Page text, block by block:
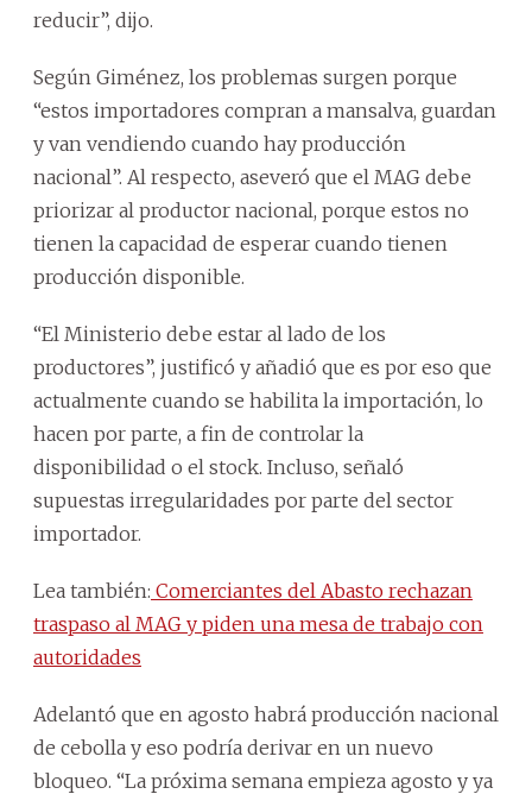
reducir”, dijo.
Según Giménez, los problemas surgen porque
“estos importadores compran a mansalva, guardan
y van vendiendo cuando hay producción
nacional”. Al respecto, aseveró que el MAG debe
priorizar al productor nacional, porque estos no
tienen la capacidad de esperar cuando tienen
producción disponible.
“El Ministerio debe estar al lado de los
productores”, justificó y añadió que es por eso que
actualmente cuando se habilita la importación, lo
hacen por parte, a fin de controlar la
disponibilidad o el stock. Incluso, señaló
supuestas irregularidades por parte del sector
importador.
Lea también: Comerciantes del Abasto rechazan
traspaso al MAG y piden una mesa de trabajo con
autoridades
Adelantó que en agosto habrá producción nacional
de cebolla y eso podría derivar en un nuevo
bloqueo. “La próxima semana empieza agosto y ya